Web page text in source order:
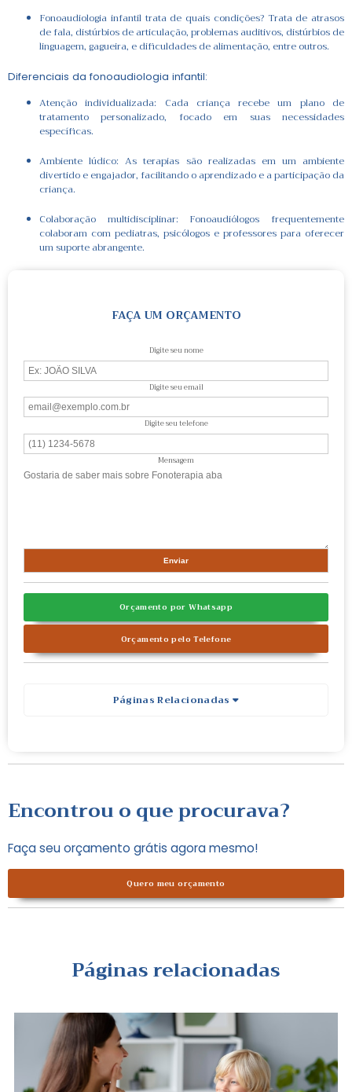
Fonoaudiologia infantil trata de quais condições? Trata de atrasos
de fala, distúrbios de articulação, problemas auditivos, distúrbios de
linguagem, gagueira, e dificuldades de alimentação, entre outros.
Diferenciais da fonoaudiologia infantil:
Atenção individualizada: Cada criança recebe um plano de
tratamento personalizado, focado em suas necessidades
específicas.
Ambiente lúdico: As terapias são realizadas em um ambiente
divertido e engajador, facilitando o aprendizado e a participação da
criança.
Colaboração multidisciplinar: Fonoaudiólogos frequentemente
colaboram com pediatras, psicólogos e professores para oferecer
um suporte abrangente.
FAÇA UM ORÇAMENTO
Digite seu nome
Digite seu email
Digite seu telefone
Mensagem
Orçamento por Whatsapp
Orçamento pelo Telefone
Páginas Relacionadas
Encontrou o que procurava?
Faça seu orçamento grátis agora mesmo!
Quero meu orçamento
Páginas relacionadas